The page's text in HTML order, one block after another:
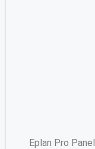
Eplan Pro Panel